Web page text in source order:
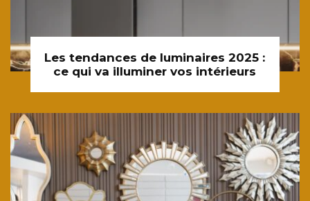
Les tendances de luminaires 2025 :
ce qui va illuminer vos intérieurs